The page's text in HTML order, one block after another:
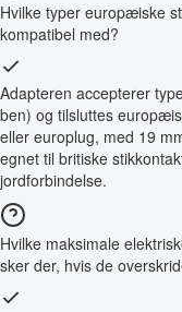
Hvilke typer europæiske
kompatibel med?
Adapteren accepterer
ben) og tilsluttes
eller europlug, med 19
egnet til britiske
jordforbindelse.
Hvilke maksimale
sker der, hvis de